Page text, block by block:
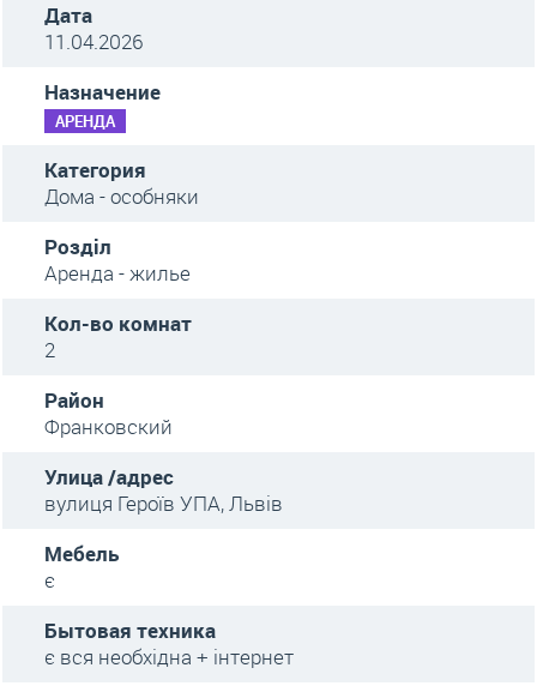
Дата
11.04.2026
Назначение
АРЕНДА
Категория
Дома - особняки
Розділ
Аренда - жилье
Кол-во комнат
2
Район
Франковский
Улица /адрес
вулиця Героїв УПА, Львів
Мебель
є
Бытовая техника
є вся необхідна + інтернет